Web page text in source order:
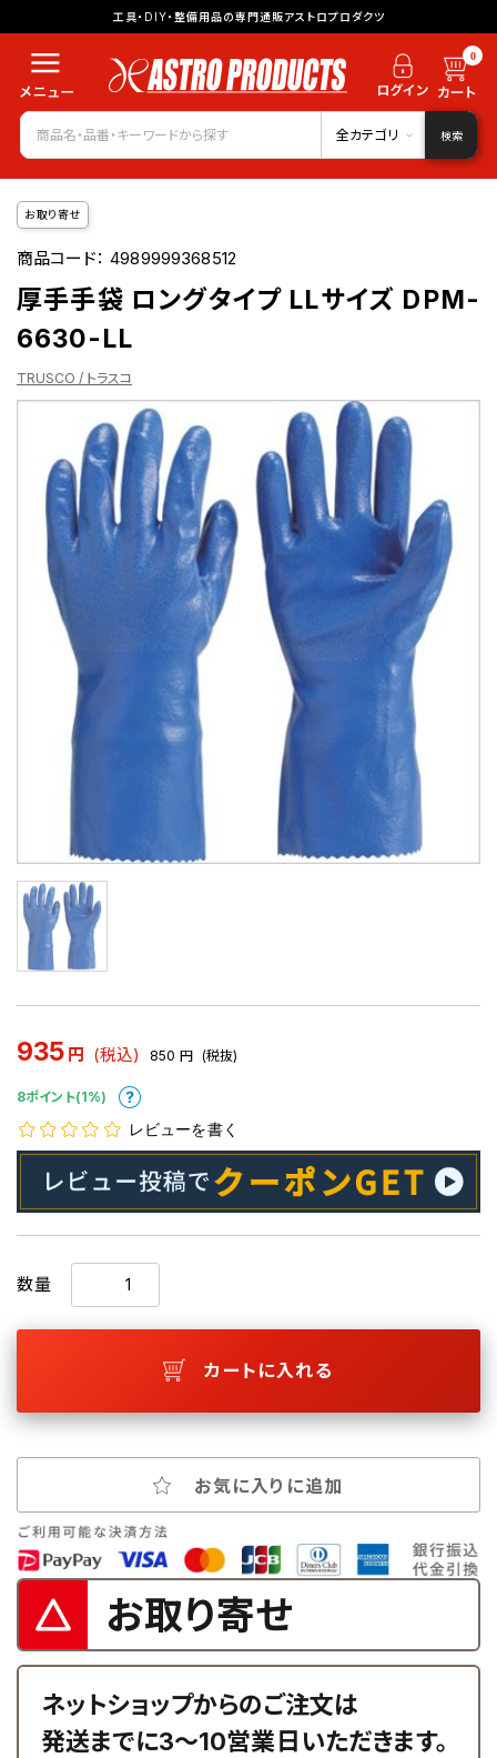
工具・DIY・整備用品の専門通販アストロプロダクツ
0
全カテゴリ 検索
お取り寄せ
商品コード：4989999368512
厚手手袋 ロングタイプ LLサイズ DPM-
6630-LL
TRUSCO / トラスコ
935 円 (税込) 850 円 (税抜)
8ポイント(1%)
レビューを書く
数量
カートに入れる
お気に入りに追加
お取り寄せ
ネットショップからのご注文は
発送までに3～10営業日いただきます。